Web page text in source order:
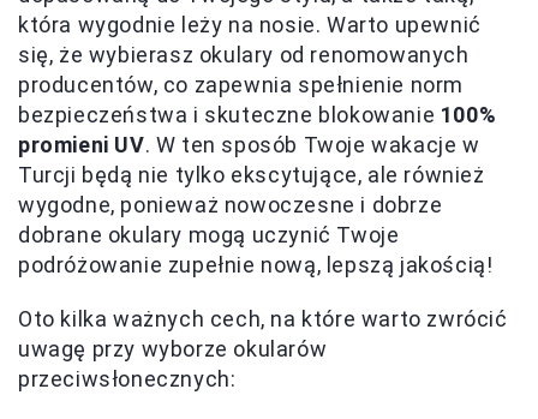
która wygodnie leży na nosie. Warto upewnić
się, że wybierasz okulary od renomowanych
producentów, co zapewnia spełnienie norm
bezpieczeństwa i skuteczne blokowanie 100%
promieni UV. W ten sposób Twoje wakacje w
Turcji będą nie tylko ekscytujące, ale również
wygodne, ponieważ nowoczesne i dobrze
dobrane okulary mogą uczynić Twoje
podróżowanie zupełnie nową, lepszą jakością!
Oto kilka ważnych cech, na które warto zwrócić
uwagę przy wyborze okularów
przeciwsłonecznych: